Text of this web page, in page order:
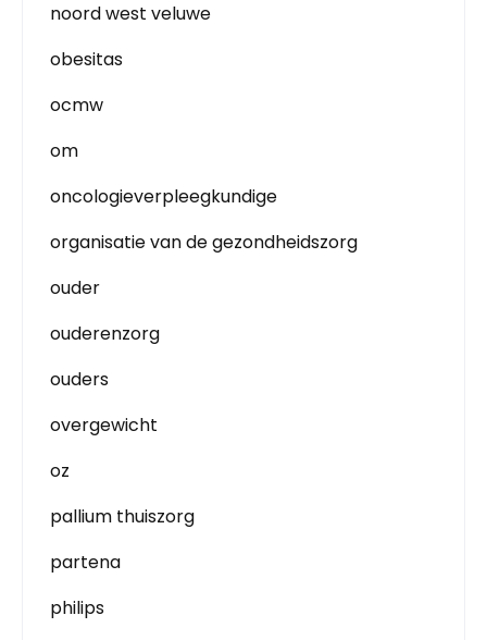
noord west veluwe
obesitas
ocmw
om
oncologieverpleegkundige
organisatie van de gezondheidszorg
ouder
ouderenzorg
ouders
overgewicht
oz
pallium thuiszorg
partena
philips